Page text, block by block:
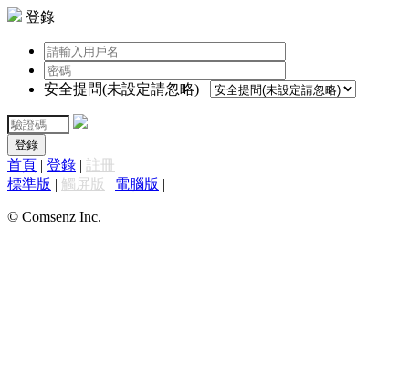
登錄
安全提問(未設定請忽略)
登錄
首頁 | 登錄 | 註冊
標準版 | 觸屏版 | 電腦版 |
© Comsenz Inc.